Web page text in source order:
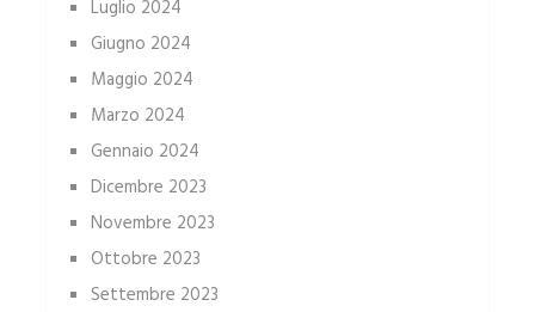
Luglio 2024
Giugno 2024
Maggio 2024
Marzo 2024
Gennaio 2024
Dicembre 2023
Novembre 2023
Ottobre 2023
Settembre 2023